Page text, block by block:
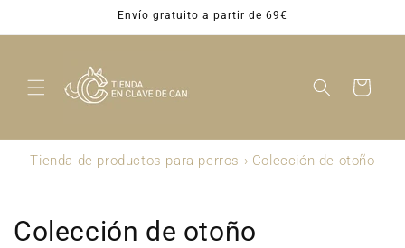
al contenido
Envío gratuito a partir de 69€
Carrito
Tienda de productos para perros › Colección de otoño
C
Colección de otoño